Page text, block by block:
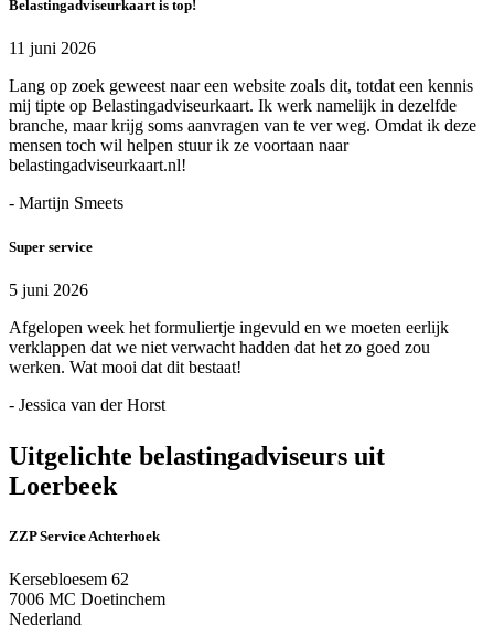
Belastingadviseurkaart is top!
11 juni 2026
Lang op zoek geweest naar een website zoals dit, totdat een kennis
mij tipte op Belastingadviseurkaart. Ik werk namelijk in dezelfde
branche, maar krijg soms aanvragen van te ver weg. Omdat ik deze
mensen toch wil helpen stuur ik ze voortaan naar
belastingadviseurkaart.nl!
- Martijn Smeets
Super service
5 juni 2026
Afgelopen week het formuliertje ingevuld en we moeten eerlijk
verklappen dat we niet verwacht hadden dat het zo goed zou
werken. Wat mooi dat dit bestaat!
- Jessica van der Horst
Uitgelichte belastingadviseurs uit
Loerbeek
ZZP Service Achterhoek
Kersebloesem 62
7006 MC Doetinchem
Nederland